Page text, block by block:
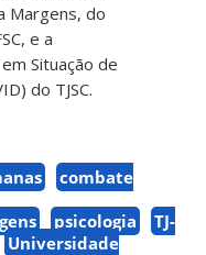
Margens, do
e a
Situação de
do TJSC.
combate
psicologia
TJ-
Universidade